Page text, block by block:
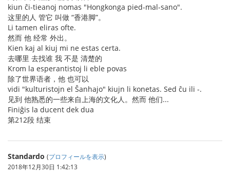
kiun ĉi-tieanoj nomas "Hongkonga pied-mal-sano".
这里的人 管它 叫做 “香港脚”。
Li tamen eliras ofte.
然而 他 经常 外出。
Kien kaj al kiuj mi ne estas certa.
去哪里 去找谁 我 不是 清楚的
Krom la esperantistoj li eble povas
除了世界语者，他 也可以
vidi "kulturistojn el Ŝanhajo" kiujn li konetas. Sed ĉu ili -.
见到 他熟悉的一些来自上海的文化人。然而 他们...
Finiĝis la ducent dek dua
第212段 结束
Standardo (プロフィールを表示)
2018年12月30日 1:42:13